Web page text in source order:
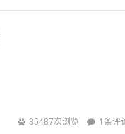
35487次浏览 1条评